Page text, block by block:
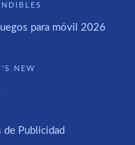
para móvil 2026
NEW
de Publicidad